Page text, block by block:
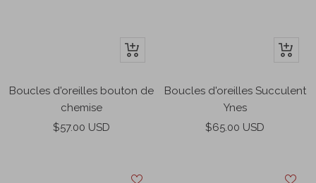
Ajouter
panier
Boucles d'oreilles bouton de
chemise
Prix
$57.00 USD
Ajouter
panier
Boucles d'oreilles Succulent
Ynes
Prix
$65.00 USD